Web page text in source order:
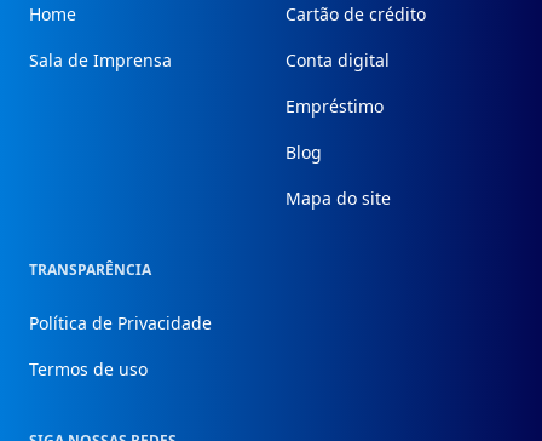
Home
Sala de Imprensa
Cartão de crédito
Conta digital
Empréstimo
Blog
Mapa do site
TRANSPARÊNCIA
Política de Privacidade
Termos de uso